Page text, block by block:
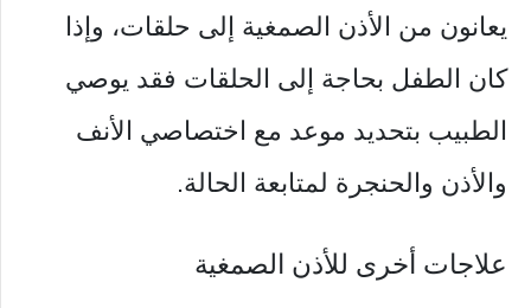
يعانون من الأذن الصمغية إلى حلقات، وإذا
كان الطفل بحاجة إلى الحلقات فقد يوصي
الطبيب بتحديد موعد مع اختصاصي الأنف
والأذن والحنجرة لمتابعة الحالة.
علاجات أخرى للأذن الصمغية